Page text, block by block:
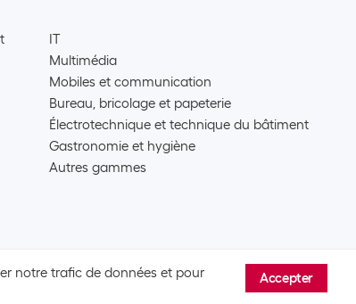
IT
Multimédia
Mobiles et communication
Bureau, bricolage et papeterie
Électrotechnique et technique du bâtiment
Gastronomie et hygiène
Autres gammes
notre trafic de données et pour
Accepter